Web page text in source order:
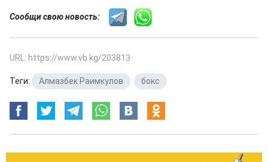
Сообщи свою новость:
URL: https://www.vb.kg/203813
Теги: Алмазбек Раимкулов бокс